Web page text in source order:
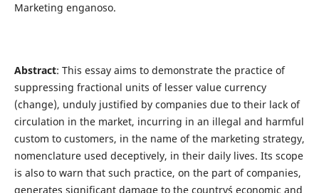
Marketing enganoso.
Abstract: This essay aims to demonstrate the practice of
suppressing fractional units of lesser value currency
(change), unduly justified by companies due to their lack of
circulation in the market, incurring in an illegal and harmful
custom to customers, in the name of the marketing strategy,
nomenclature used deceptively, in their daily lives. Its scope
is also to warn that such practice, on the part of companies,
generates significant damage to the country´s economic and